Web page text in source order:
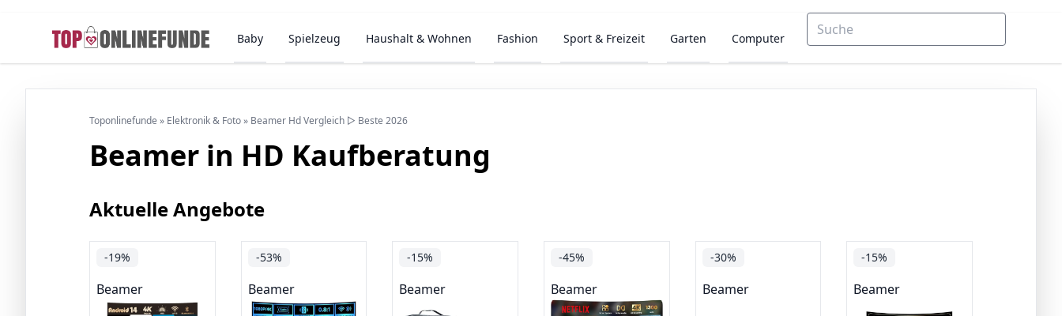
Baby Spielzeug Haushalt & Wohnen Fashion Sport & Freizeit Garten Computer
Toponlinefunde » Elektronik & Foto» Beamer Hd Vergleich ▷ Beste 2026
Beamer in HD Kaufberatung
Aktuelle Angebote
-19%
Beamer
-53%
Beamer
-15%
Beamer
-45%
Beamer
-30%
Beamer
-15%
Beamer